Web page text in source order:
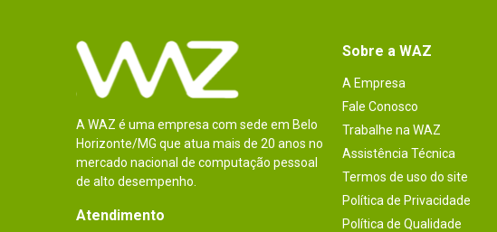
A WAZ é uma empresa com sede em Belo
Horizonte/MG que atua mais de 20 anos no
mercado nacional de computação pessoal
de alto desempenho.
Atendimento
Sobre a WAZ
A Empresa
Fale Conosco
Trabalhe na WAZ
Assistência Técnica
Termos de uso do site
Política de Privacidade
Política de Qualidade